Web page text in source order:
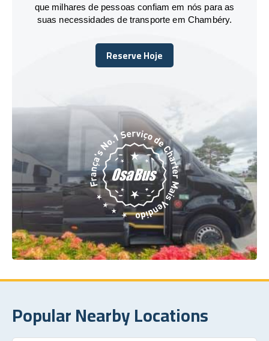
que milhares de pessoas confiam em nós para as
suas necessidades de transporte em Chambéry.
Reserve Hoje
Reserve Hoje
Popular Nearby Locations